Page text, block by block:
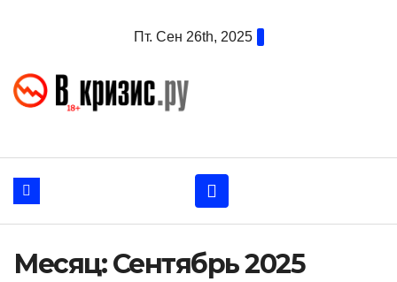
Пт. Сен 26th, 2025
Месяц:Сентябрь 2025